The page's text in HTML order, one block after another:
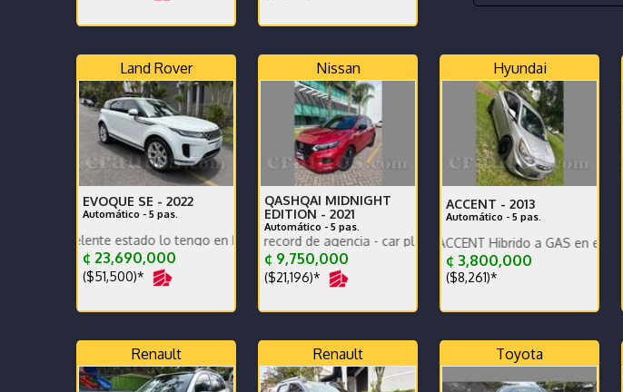
Land Rover
EVOQUE SE - 2022
Automático - 5 pas.
estado lo tengo en belen heredia
¢ 23,690,000
($51,500)*
Nissan
QASHQAI MIDNIGHT
EDITION - 2021
Automático - 5 pas.
MIDNIGHT EDITION - record de agencia - car play - poco km un solo dueño
¢ 9,750,000
($21,196)*
Hyundai
ACCENT - 2013
Automático - 5 pas.
Se vende HYUNDAI ACCENT Hibrido a GAS en excelente
¢ 3,800,000
($8,261)*
Renault Renault Toyota